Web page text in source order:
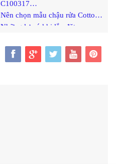
Nên chọn mẫu chậu rửa Cotto…
Những lưu ý khi lắp đặt…
Bồn cầu Cotto bồn cầu trẻ…
Bồn cầu Cotto kháng khuẩn